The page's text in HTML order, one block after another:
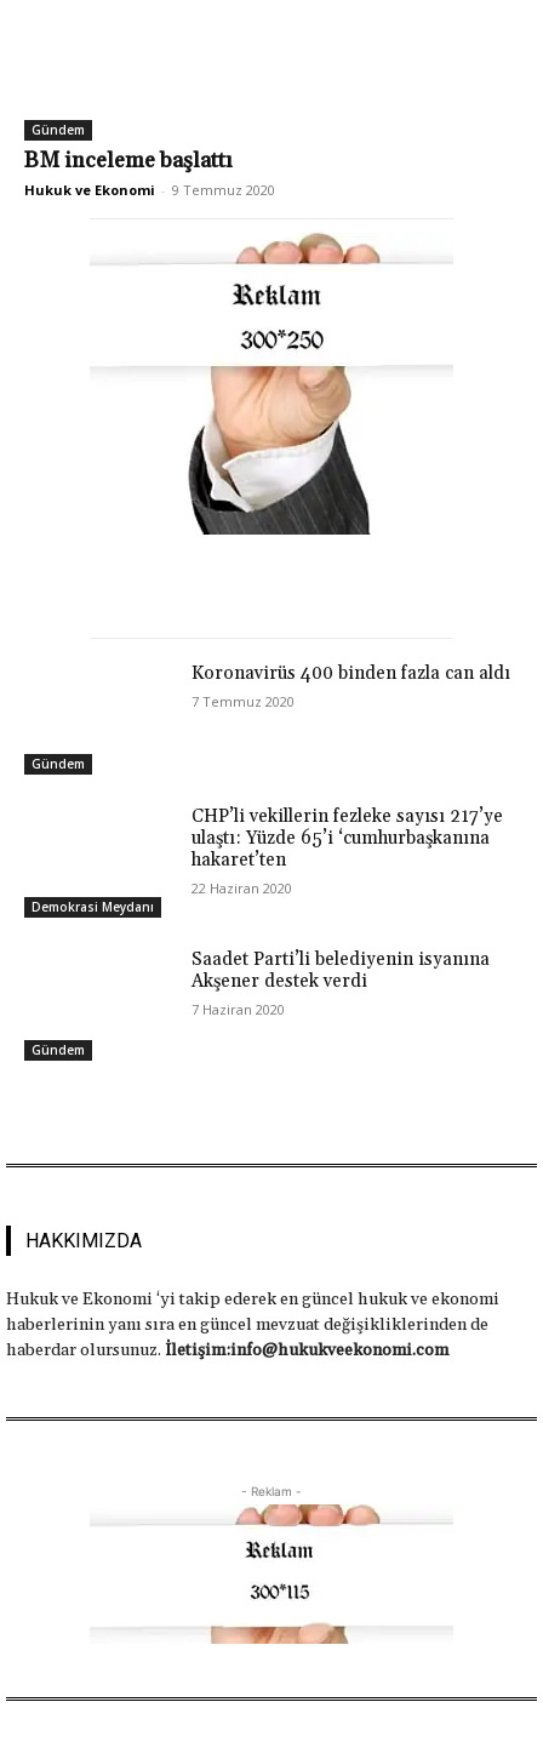
Gündem
BM inceleme başlattı
Hukuk ve Ekonomi - 9 Temmuz 2020
Gündem
Koronavirüs 400 binden fazla can aldı
7 Temmuz 2020
Demokrasi Meydanı
CHP’li vekillerin fezleke sayısı 217’ye
ulaştı: Yüzde 65’i ‘cumhurbaşkanına
hakaret’ten
22 Haziran 2020
Gündem
Saadet Parti’li belediyenin isyanına
Akşener destek verdi
7 Haziran 2020
HAKKIMIZDA
Hukuk ve Ekonomi ‘yi takip ederek en güncel hukuk ve ekonomi
haberlerinin yanı sıra en güncel mevzuat değişikliklerinden de
haberdar olursunuz. İletişim:info@hukukveekonomi.com
- Reklam -